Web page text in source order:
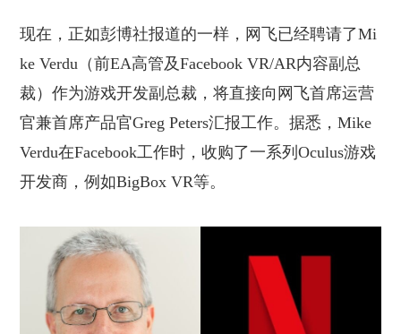
现在，正如彭博社报道的一样，网飞已经聘请了Mi
ke Verdu（前EA高管及Facebook VR/AR内容副总
裁）作为游戏开发副总裁，将直接向网飞首席运营
官兼首席产品官Greg Peters汇报工作。据悉，Mike
Verdu在Facebook工作时，收购了一系列Oculus游戏
开发商，例如BigBox VR等。